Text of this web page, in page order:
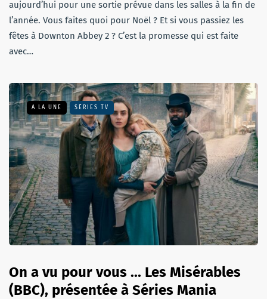
aujourd’hui pour une sortie prévue dans les salles à la fin de
l’année. Vous faites quoi pour Noël ? Et si vous passiez les
fêtes à Downton Abbey 2 ? C’est la promesse qui est faite
avec…
A LA UNE SÉRIES TV
On a vu pour vous ... Les Misérables
(BBC), présentée à Séries Mania